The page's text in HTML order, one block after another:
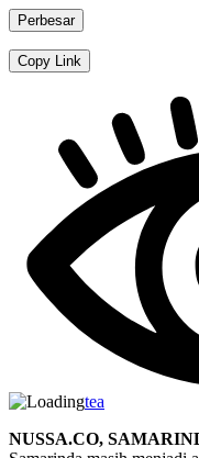
Perbesar
Copy Link
tea
NUSSA.CO,